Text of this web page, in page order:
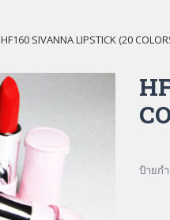
HF160 SIVANNA LIPSTICK (20
ป้ายก